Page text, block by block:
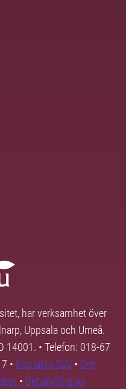
har verksamhet över
Uppsala och Umeå.
14001. • Telefon: 018-67
• Kontakta SLU • Om
• Behandling av